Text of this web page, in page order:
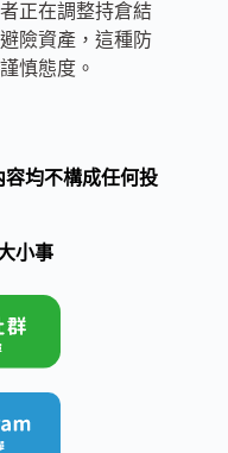
正在調整持倉結
險資產，這種防
慎態度。
均不構成任何投
小事